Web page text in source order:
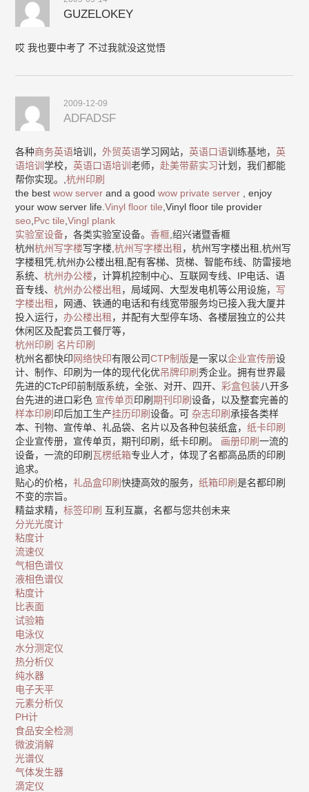
GUZELOKEY
哎 我也要中考了 不过我就没这觉悟
2009-12-09
ADFADSF
各种商务英语培训，外贸英语学习网站，英语口语训练基地，英
语培训学校，英语口语培训老师，赴美带薪实习计划，我们都能
帮你实现。,杭州印刷
the bestwow server and a goodwow private server , enjoy
your wow server life.Vinyl floor tile ,Vinyl floor tile provider
seo Pvc tile ,Vingl plank
实验室设备，各类实验室设备。香榧 ,绍兴诸暨香榧
杭州杭州写字楼写字楼,杭州写字楼出租 ，杭州写字楼出租,杭州写
字楼租凭,杭州办公楼出租,配有客梯、货梯、智能布线、防雷接地
系统、杭州办公楼，计算机控制中心、互联网专线、IP电话、语
音专线、杭州办公楼出租 ，局域网、大型发电机等公用设施， 写
字楼出租 ，网通、铁通的电话和有线宽带服务均已接入我大厦并
投入运行，办公楼出租 ，并配有大型停车场、各楼层独立的公共
休闲区及配套员工餐厅等，
杭州印刷 名片印刷
杭州名都快印网络快印有限公司CTP制版是一家以企业宣传册设
计、制作、印刷为一体的现代化优吊牌印刷秀企业。拥有世界最
先进的CTcP印前制版系统，全张、对开、四开、彩盒包装八开多
台先进的进口彩色 宣传单页印刷期刊印刷设备，以及整套完善的
样本印刷 印后加工生产挂历印刷设备。可 杂志印刷 承接各类样
本、刊物、宣传单、礼品袋、名片以及各种包装纸盒，纸卡印刷
企业宣传册，宣传单页，期刊印刷，纸卡印刷。 画册印刷一流的
设备，一流的印刷 瓦楞纸箱专业人才，体现了名都高品质的印刷
追求。
贴心的价格，礼品盒印刷快捷高效的服务，纸箱印刷是名都印刷
不变的宗旨。
精益求精，标签印刷 互利互赢，名都与您共创未来
分光光度计
粘度计
流速仪
气相色谱仪
液相色谱仪
粘度计
比表面
试验箱
电泳仪
水分测定仪
热分析仪
纯水器
电子天平
元素分析仪
PH计
食品安全检测
微波消解
光谱仪
气体发生器
滴定仪